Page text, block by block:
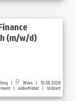
(m/w/d)
|
Wien | 10.08.2026
| unbefristet | Vollzeit